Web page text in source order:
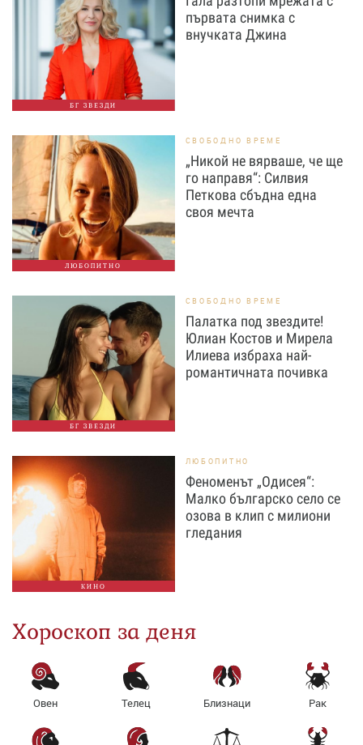
БГ ЗВЕЗДИ
първата снимка с
внучката Джина
ЛЮБОПИТНО
СВОБОДНО ВРЕМЕ
„Никой не вярваше, че ще
го направя“: Силвия
Петкова сбъдна една
своя мечта
БГ ЗВЕЗДИ
СВОБОДНО ВРЕМЕ
Палатка под звездите!
Юлиан Костов и Мирела
Илиева избраха най-
романтичната почивка
КИНО
ЛЮБОПИТНО
Феноменът „Одисея“:
Малко българско село се
озова в клип с милиони
гледания
Хороскоп за деня
Овен Телец Близнаци Рак